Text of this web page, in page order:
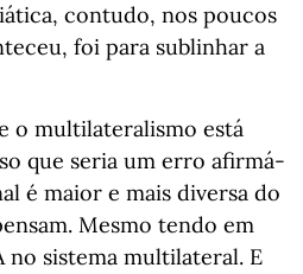
contudo, nos poucos
foi para sublinhar a
o multilateralismo está
que seria um erro afirmá-
é maior e mais diversa do
Mesmo tendo em
no sistema multilateral. E